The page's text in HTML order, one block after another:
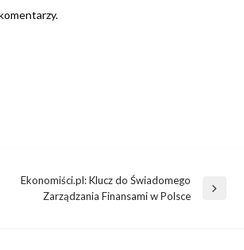
Ekonomiści.pl: Klucz do Świadomego
Zarządzania Finansami w Polsce